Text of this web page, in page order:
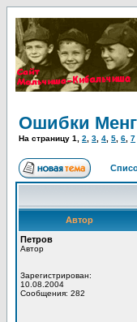
Ошибки
На страницу 1 2 3 4 5 6 7
Автор
Петров
Автор
Зарегистрирован:
10.08.2004
Сообщения: 282